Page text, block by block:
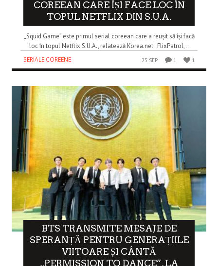
COREEAN CARE ÎȘI FACE LOC ÎN
TOPUL NETFLIX DIN S.U.A.
„Squid Game” este primul serial coreean care a reușit să își facă
loc în topul Netflix S.U.A., relatează Korea.net. FlixPatrol,..
SERIALE COREENE
23 SEP 1 1
BTS TRANSMITE MESAJE DE
SPERANȚĂ PENTRU GENERAȚIILE
VIITOARE ȘI CÂNTĂ
„PERMISSION TO DANCE”, LA